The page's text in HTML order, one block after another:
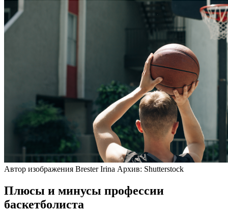
Автор изображения Brester Irina Архив: Shutterstock
Плюсы и минусы профессии
баскетболиста